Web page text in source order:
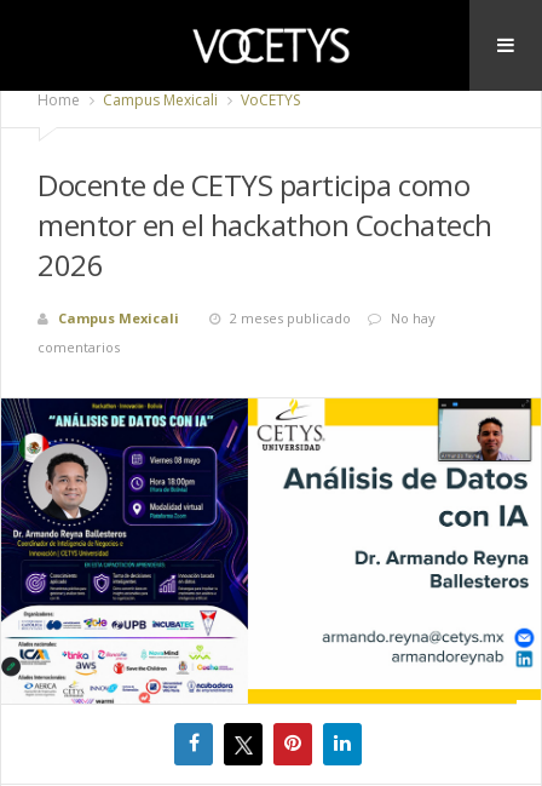
Home Campus Mexicali VoCETYS
Docente de CETYS participa como
mentor en el hackathon Cochatech
2026
Campus Mexicali 2 meses publicado
No hay
comentarios